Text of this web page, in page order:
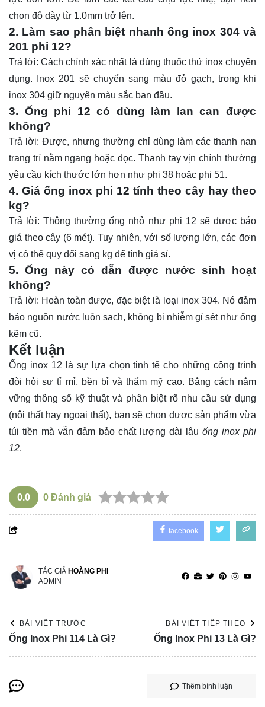
chọn độ dày từ 1.0mm trở lên.
2. Làm sao phân biệt nhanh ống inox 304 và
201 phi 12?
Trả lời: Cách chính xác nhất là dùng thuốc thử inox chuyên
dụng. Inox 201 sẽ chuyển sang màu đỏ gạch, trong khi
inox 304 giữ nguyên màu sắc ban đầu.
3. Ống phi 12 có dùng làm lan can được
không?
Trả lời: Được, nhưng thường chỉ dùng làm các thanh nan
trang trí nằm ngang hoặc dọc. Thanh tay vịn chính thường
yêu cầu kích thước lớn hơn như phi 38 hoặc phi 51.
4. Giá ống inox phi 12 tính theo cây hay theo
kg?
Trả lời: Thông thường ống nhỏ như phi 12 sẽ được báo
giá theo cây (6 mét). Tuy nhiên, với số lượng lớn, các đơn
vị có thể quy đổi sang kg để tính giá sỉ.
5. Ống này có dẫn được nước sinh hoạt
không?
Trả lời: Hoàn toàn được, đặc biệt là loại inox 304. Nó đảm
bảo nguồn nước luôn sạch, không bị nhiễm gỉ sét như ống
kẽm cũ.
Kết luận
Ống inox 12 là sự lựa chọn tinh tế cho những công trình
đòi hỏi sự tỉ mỉ, bền bỉ và thẩm mỹ cao. Bằng cách nắm
vững thông số kỹ thuật và phân biệt rõ nhu cầu sử dụng
(nội thất hay ngoại thất), bạn sẽ chọn được sản phẩm vừa
túi tiền mà vẫn đảm bảo chất lượng dài lâu ống inox phi
12.
0.0 0 Đánh giá
facebook
TÁC GIẢ HOÀNG PHI
ADMIN
BÀI VIẾT TRƯỚC
Ống Inox Phi 114 Là Gì?
BÀI VIẾT TIẾP THEO
Ống Inox Phi 13 Là Gì?
Thêm bình luận